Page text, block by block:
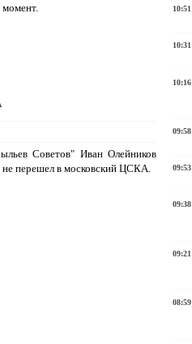
Советов" Иван Олейников
не перешел в московский ЦСКА.
10:51
10:31
10:16
09:58
09:53
09:38
09:21
08:59